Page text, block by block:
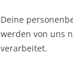
Deine
werden von uns
verarbeitet.